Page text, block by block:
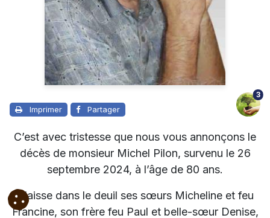
Imprimer Partager
3
C’est avec tristesse que nous vous annonçons le
décès de monsieur Michel Pilon, survenu le 26
septembre 2024, à l’âge de 80 ans.
Il laisse dans le deuil ses sœurs Micheline et feu
Francine, son frère feu Paul et belle-sœur Denise,